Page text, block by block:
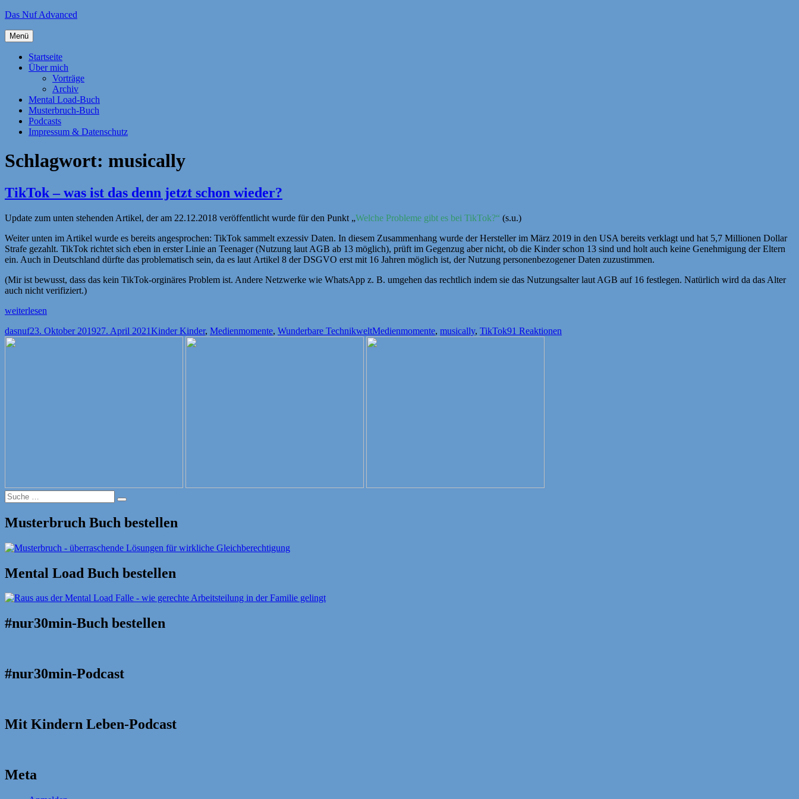
Zum
springen
Das Nuf Advanced
Menü
Startseite
Über mich
Vorträge
Archiv
Mental Load-Buch
Musterbruch-Buch
Podcasts
Impressum & Datenschutz
Schlagwort: musically
TikTok – was ist das denn jetzt schon wieder?
Update zum unten stehenden Artikel, der am 22.12.2018 veröffentlicht wurde für den Punkt „Welche Probleme gibt es bei TikTok?“ (s.u.)
Weiter unten im Artikel wurde es bereits angesprochen: TikTok sammelt exzessiv Daten. In diesem Zusammenhang wurde der Hersteller im März 2019 in den USA bereits verklagt und hat 5,7 Millionen Dollar
Strafe gezahlt. TikTok richtet sich eben in erster Linie an Teenager (Nutzung laut AGB ab 13 möglich), prüft im Gegenzug aber nicht, ob die Kinder schon 13 sind und holt auch keine Genehmigung der Eltern
ein. Auch in Deutschland dürfte das problematisch sein, da es laut Artikel 8 der DSGVO erst mit 16 Jahren möglich ist, der Nutzung personenbezogener Daten zuzustimmen.
(Mir ist bewusst, dass das kein TikTok-orginäres Problem ist. Andere Netzwerke wie WhatsApp z. B. umgehen das rechtlich indem sie das Nutzungsalter laut AGB auf 16 festlegen. Natürlich wird da das Alter
auch nicht verifiziert.)
„TikTok
was
ist
weiterlesen
Autor
dasnufVeröffentlicht
23. Oktober 201927. April 2021Kategorien
Kinder Kinder, Medienmomente, Wunderbare TechnikweltSchlagwörter
Medienmomente, musically, TikTok91 Reaktionen
Suche
nach:
Suche
Musterbruch Buch bestellen
Mental Load Buch bestellen
#nur30min-Buch bestellen
#nur30min-Podcast
Mit Kindern Leben-Podcast
Meta